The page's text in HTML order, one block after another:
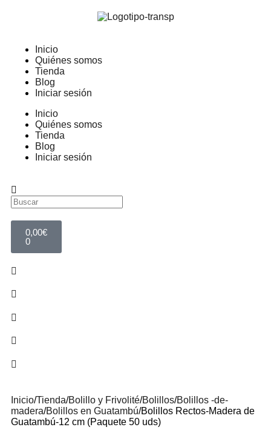
Inicio
Quiénes somos
Tienda
Blog
Iniciar sesión
Inicio
Quiénes somos
Tienda
Blog
Iniciar sesión
0,00€
0
Inicio/Tienda/Bolillo y Frivolité/Bolillos/Bolillos -de-
madera/Bolillos en Guatambú/Bolillos Rectos-Madera de
Guatambú-12 cm (Paquete 50 uds)